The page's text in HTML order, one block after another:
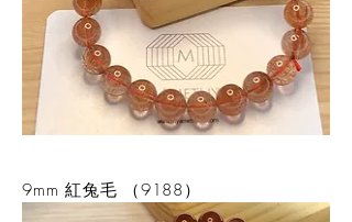
9mm 紅兔毛 （9188）